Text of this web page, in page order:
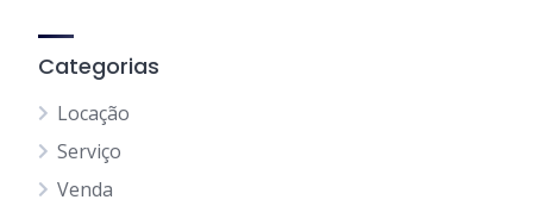
Categorias
Locação
Serviço
Venda